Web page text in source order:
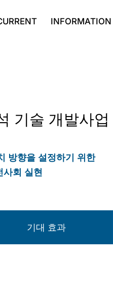
INFORMATION
기술 개발사업
방향을 설정하기 위한
사회 실현
기대 효과